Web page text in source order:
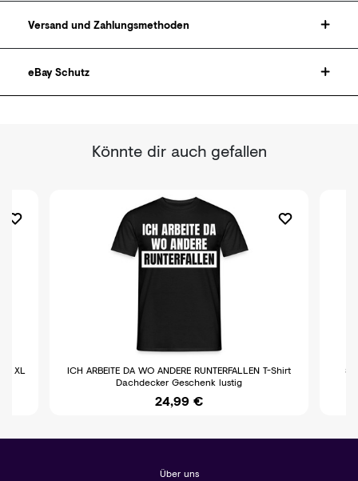
Versand und Zahlungsmethoden
eBay Schutz
Könnte dir auch gefallen
L XL
ICH ARBEITE DA WO ANDERE RUNTERFALLEN T-Shirt
Dachdecker Geschenk lustig
24,99 €
Über uns